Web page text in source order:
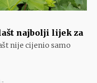
najbolji lijek za
nije cijenio samo
-